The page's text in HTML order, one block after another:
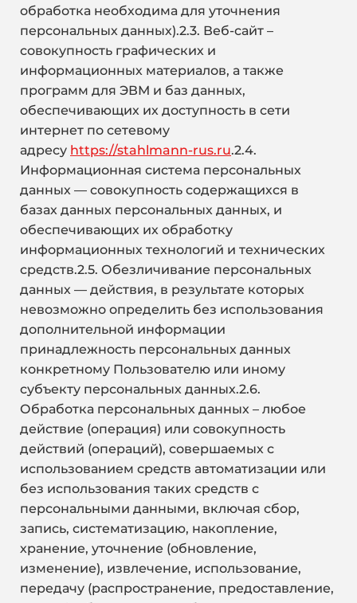
обработка необходима для уточнения
персональных данных).2.3. Веб-сайт –
совокупность графических и
информационных материалов, а также
программ для ЭВМ и баз данных,
обеспечивающих их доступность в сети
интернет по сетевому
адресу https://stahlmann-rus.ru.2.4.
Информационная система персональных
данных — совокупность содержащихся в
базах данных персональных данных, и
обеспечивающих их обработку
информационных технологий и технических
средств.2.5. Обезличивание персональных
данных — действия, в результате которых
невозможно определить без использования
дополнительной информации
принадлежность персональных данных
конкретному Пользователю или иному
субъекту персональных данных.2.6.
Обработка персональных данных – любое
действие (операция) или совокупность
действий (операций), совершаемых с
использованием средств автоматизации или
без использования таких средств с
персональными данными, включая сбор,
запись, систематизацию, накопление,
хранение, уточнение (обновление,
изменение), извлечение, использование,
передачу (распространение, предоставление,